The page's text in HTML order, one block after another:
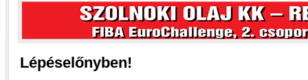
Lépéselőnyben!